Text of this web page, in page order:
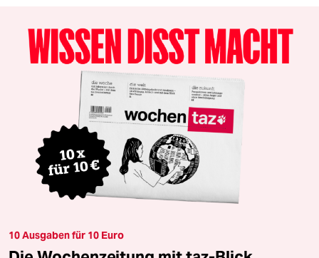
10 Ausgaben für 10 Euro